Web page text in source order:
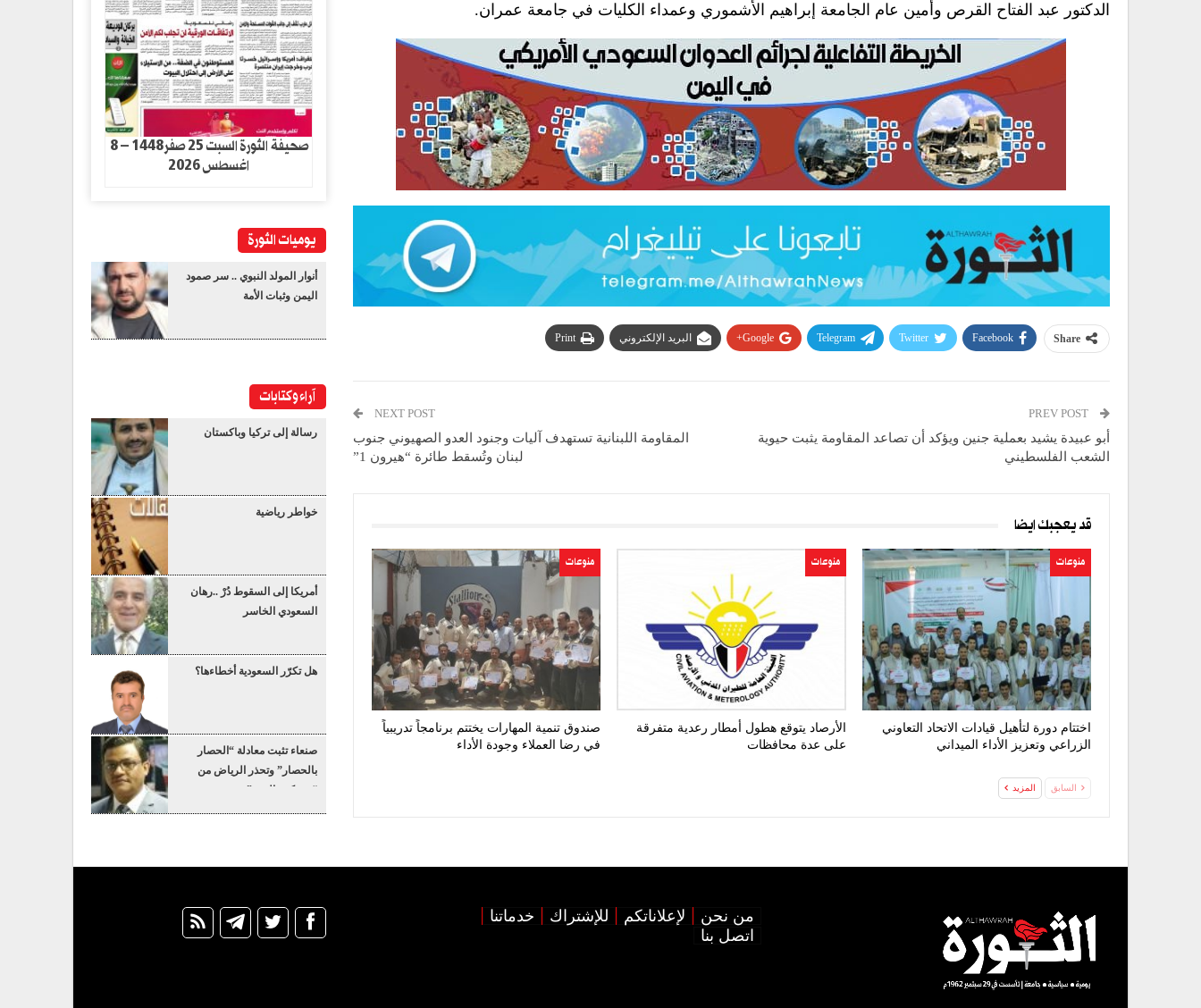
الدكتور عبد الفتاح القرص وأمين عام الجامعة إبراهيم الأشموري وعمداء الكليات في جامعة عمران.
Share
Facebook
Twitter
Telegram
Google+ البريد الإلكتروني Print
أبو عبيدة يشيد بعملية جنين ويؤكد أن تصاعد المقاومة يثبت حيوية
الشعب الفلسطيني
NEXT POST
المقاومة اللبنانية تستهدف آليات وجنود العدو الصهيوني جنوب
لبنان وتُسقط طائرة “هيرون 1”
قد يعجبك ايضا
منوعات
اختتام دورة لتأهيل قيادات الاتحاد التعاوني
الزراعي وتعزيز الأداء الميداني
منوعات
الأرصاد يتوقع هطول أمطار رعدية متفرقة
على عدة محافظات
منوعات
صندوق تنمية المهارات يختتم برنامجاً تدريبياً
في رضا العملاء وجودة الأداء
السابق المزيد
صحيفة الثورة السبت 25 صفر1448 – 8
اغسطس 2026
يوميات الثورة
أنوار المولد النبوي .. سر صمود
اليمن وثبات الأمة
آراء وكتابات
رسالة إلى تركيا وباكستان
خواطر رياضية
أمريكا إلى السقوط دُرْ ..رهان
السعودي الخاسر
هل تكرّر السعودية أخطاءها؟
صنعاء تثبت معادلة “الحصار
بالحصار” وتحذر الرياض من
“عسكرة البحر”
من نحن لإعلاناتكم للإشتراك
خدماتنا
اتصل بنا